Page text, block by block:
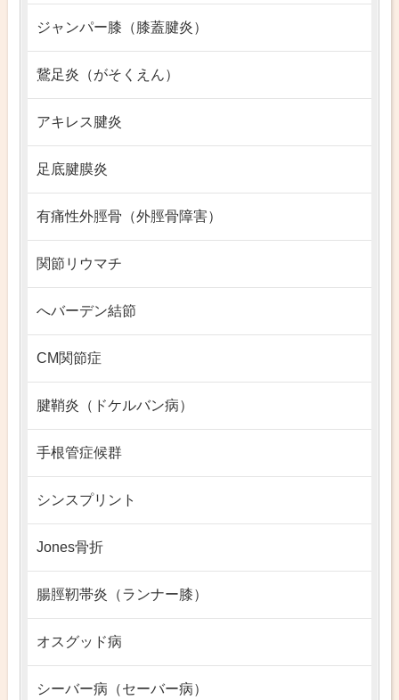
ジャンパー膝（膝蓋腱炎）
鵞足炎（がそくえん）
アキレス腱炎
足底腱膜炎
有痛性外脛骨（外脛骨障害）
関節リウマチ
へバーデン結節
CM関節症
腱鞘炎（ドケルバン病）
手根管症候群
シンスプリント
Jones骨折
腸脛靭帯炎（ランナー膝）
オスグッド病
シーバー病（セーバー病）